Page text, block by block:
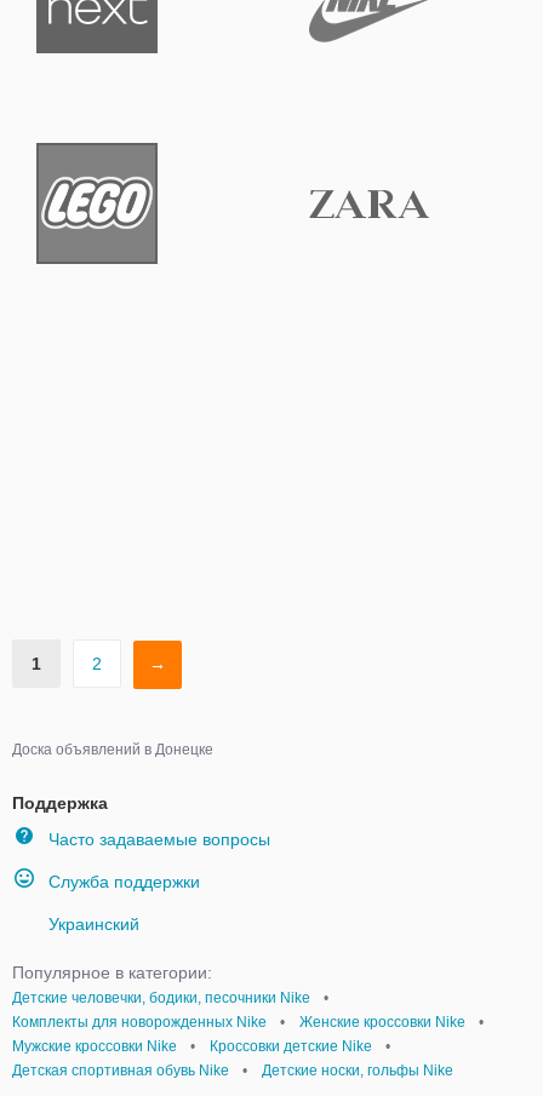
1 2 →
Доска объявлений в Донецке
Поддержка
Часто задаваемые вопросы
Служба поддержки
Украинский
Популярное в категории:
Детские человечки, бодики, песочники Nike
•
Комплекты для новорожденных Nike
• Женские кроссовки Nike
•
Мужские кроссовки Nike
• Кроссовки детские Nike
•
Детская спортивная обувь Nike
• Детские носки, гольфы Nike